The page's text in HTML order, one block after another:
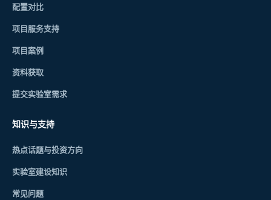
配置对比
项目服务支持
项目案例
资料获取
提交实验室需求
知识与支持
热点话题与投资方向
实验室建设知识
常见问题